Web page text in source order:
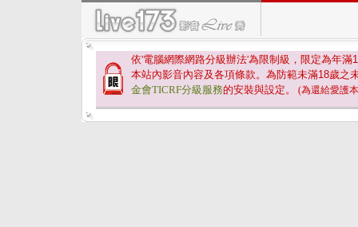
依'電腦網際網路分級辦法'為限制級，限定為年滿
本站內影音內容及各項條款。為防範未滿18歲之
金會TICRF分級服務的安裝與設定。 (為還給愛護